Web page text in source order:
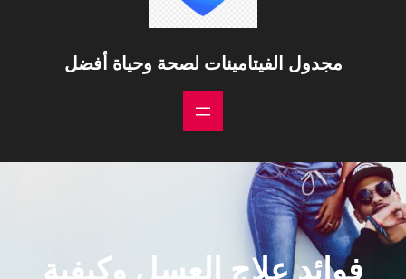
مجدول الفيتامينات لصحة وحياة أفضل
فوائد علاج العسل وكيفية